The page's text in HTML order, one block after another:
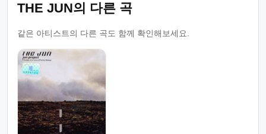
THE JUN의 다른 곡
같은 아티스트의 다른 곡도 함께 확인해보세요.